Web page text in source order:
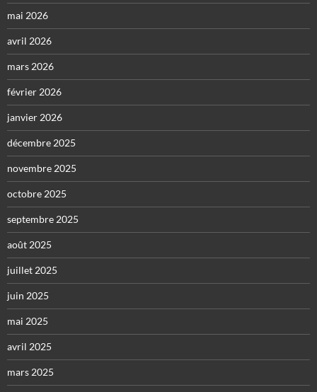
mai 2026
avril 2026
mars 2026
février 2026
janvier 2026
décembre 2025
novembre 2025
octobre 2025
septembre 2025
août 2025
juillet 2025
juin 2025
mai 2025
avril 2025
mars 2025